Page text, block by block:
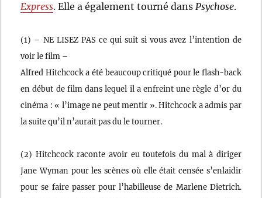
Express. Elle a également tourné dansPsychose.
(1) – NE LISEZ PAS ce qui suit si vous avez l’intention de
voir le film –
Alfred Hitchcock a été beaucoup critiqué pour le flash-back
en début de film dans lequel il a enfreint une règle d’or du
cinéma : « l’image ne peut mentir ». Hitchcock a admis par
la suite qu’il n’aurait pas du le tourner.
(2) Hitchcock raconte avoir eu toutefois du mal à diriger
Jane Wyman pour les scènes où elle était censée s’enlaidir
pour se faire passer pour l’habilleuse de Marlene Dietrich.